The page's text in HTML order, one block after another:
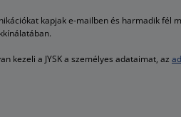
kapjak e-mailben és harmadik fél
kezeli a JYSK a személyes adataimat, az